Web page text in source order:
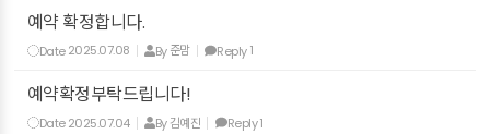
예약 확정합니다.
Date 2025.07.08 By준맘 Reply1
예약확정부탁드립니다!
Date 2025.07.04 By김예진 Reply1